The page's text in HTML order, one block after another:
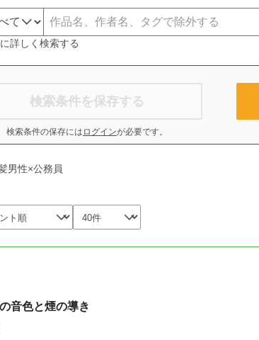
詳しく検索する
検索条件を保存する
検索条件の保存には ログインが必要です。
男性×公務員
音色と煙の導き